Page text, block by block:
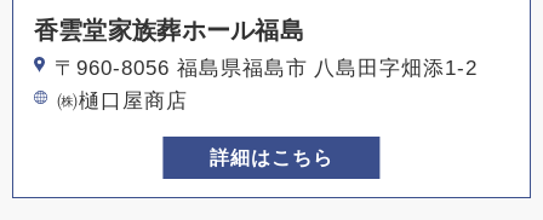
香雲堂家族葬ホール福島
〒960-8056 福島県福島市 八島田字畑添1-2
㈱樋口屋商店
詳細はこちら